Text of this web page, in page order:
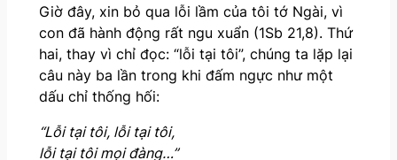
Giờ đây, xin bỏ qua lỗi lầm của tôi tớ Ngài, vì
con đã hành động rất ngu xuẩn (1Sb 21,8). Thứ
hai, thay vì chỉ đọc: “lỗi tại tôi”, chúng ta lặp lại
câu này ba lần trong khi đấm ngực như một
dấu chỉ thống hối:
“Lỗi tại tôi, lỗi tại tôi,
lỗi tại tôi mọi đàng…”